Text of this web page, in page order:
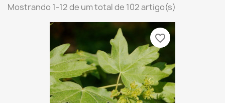
Mostrando 1-12 de um total de 102 artigo(s)
favorite_border